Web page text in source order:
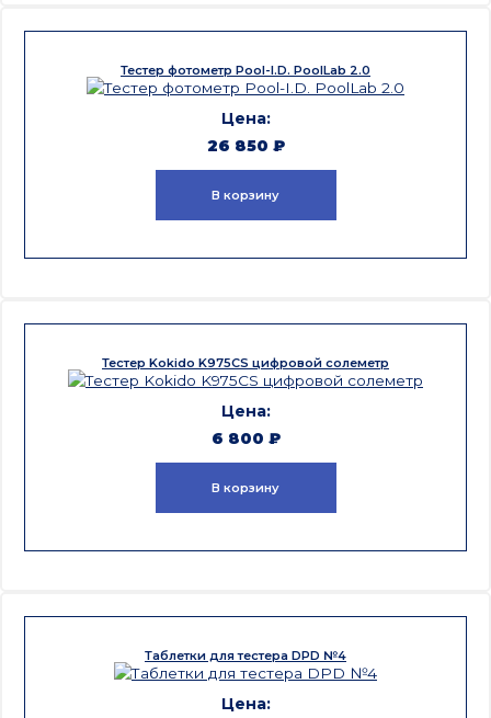
Тестер фотометр Pool-I.D. PoolLab 2.0
26 850 ₽
В корзину
Тестер Kokido K975CS цифровой солеметр
6 800 ₽
В корзину
Таблетки для тестера DPD №4